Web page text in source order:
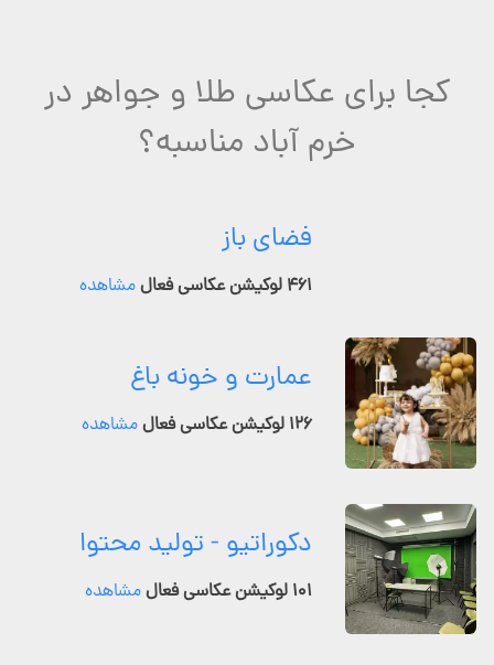
کجا برای عکاسی طلا و جواهر در
خرم آباد مناسبه؟
فضای باز
۴۶۱ لوکیشن عکاسی فعال مشاهده
عمارت و خونه باغ
۱۲۶ لوکیشن عکاسی فعال مشاهده
دکوراتیو - تولید محتوا
۱۰۱ لوکیشن عکاسی فعال مشاهده